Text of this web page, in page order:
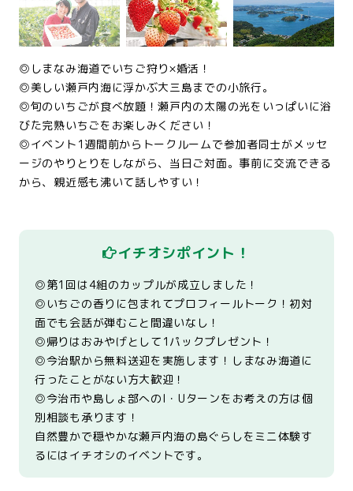
◎しまなみ海道でいちご狩り×婚活！
◎美しい瀬戸内海に浮かぶ大三島までの小旅行。
◎旬のいちごが食べ放題！瀬戸内の太陽の光をいっぱいに浴
びた完熟いちごをお楽しみください！
◎イベント1週間前からトークルームで参加者同士がメッセ
ージのやりとりをしながら、当日ご対面。事前に交流できる
から、親近感も沸いて話しやすい！
イチオシポイント！
◎第1回は4組のカップルが成立しました！
◎いちごの香りに包まれてプロフィールトーク！初対
面でも会話が弾むこと間違いなし！
◎帰りはおみやげとして1パックプレゼント！
◎今治駅から無料送迎を実施します！しまなみ海道に
行ったことがない方大歓迎！
◎今治市や島しょ部へのI・Uターンをお考えの方は個
別相談も承ります！
自然豊かで穏やかな瀬戸内海の島ぐらしをミニ体験す
るにはイチオシのイベントです。